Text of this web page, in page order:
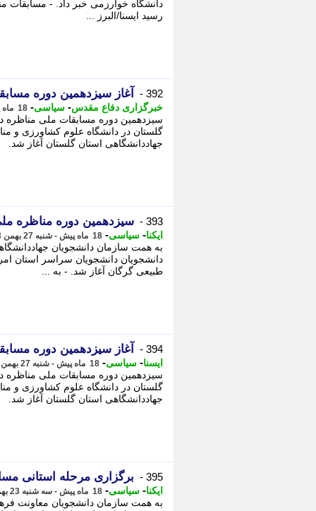
دانشگاه خوارزمی خبر داد. - مسابقات
رسید ایسنا/البرز ...
392 - آغاز سیزدهمین دوره
خبرگزاری دفاع مقدس- سیاسی- 18 ماه پیش - شنبه 27 بهمن 1403، 13:20
گلستان در دانشگاه علوم کشاورزی و
جهاددانشگاهی استان گلستان آغاز شد.
393 - سیزدهمین دوره مناظره
ایکنا- سیاسی- 18 ماه پیش - شنبه 27 بهمن 1403، 12:17
به همت سازمان دانشجویان
طبیعی گرگان آغاز شد. - به ...
394 - آغاز سیزدهمین دوره
ایسنا- سیاسی- 18 ماه پیش - شنبه 27 بهمن 1403، 10:35
گلستان در دانشگاه علوم کشاورزی و
جهاددانشگاهی استان گلستان آغاز شد.
395 - برگزاری مرحله استانی
ایکنا- سیاسی- 18 ماه پیش - سه شنبه 23 بهمن 1403، 15:52
به همت سازمان دانشجویان معاونت